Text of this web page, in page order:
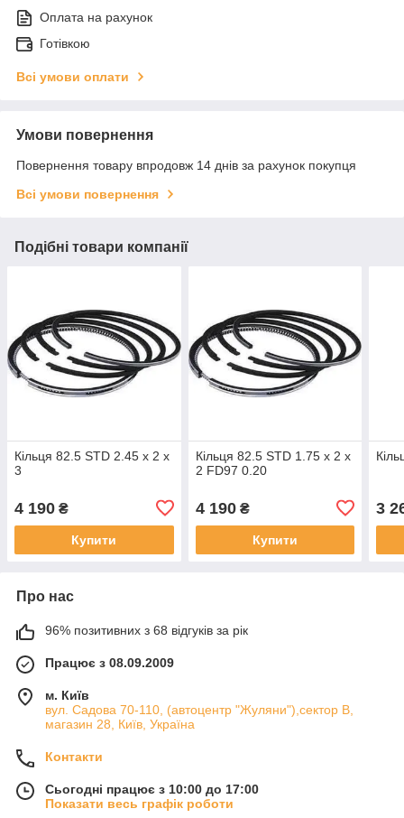
Оплата на рахунок
Готівкою
Всі умови оплати
Умови повернення
Повернення товару впродовж 14 днів за рахунок покупця
Всі умови повернення
Подібні товари компанії
Кільця 82.5 STD 2.45 x 2 x
3
4 190 ₴
Купити
Кільця 82.5 STD 1.75 x 2 x
2 FD97 0.20
4 190₴
Купити
3
Про нас
96% позитивних з 68 відгуків за рік
Працює з 08.09.2009
м. Київ
вул. Садова 70-110, (автоцентр "Жуляни"),сектор В,
магазин 28, Київ, Україна
Контакти
Сьогодні працює з 10:00 до 17:00
Показати весь графік роботи